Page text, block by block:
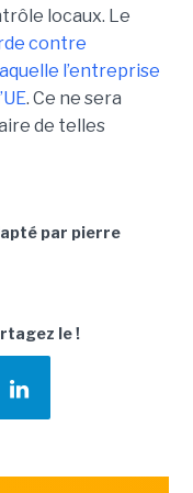
locaux. Le
contre
l’entreprise
. Ce ne sera
de telles
par pierre
le !